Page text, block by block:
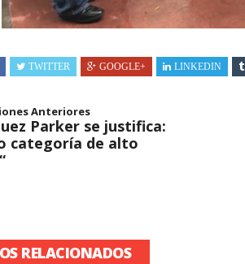
TWITTER GOOGLE+ LINKEDIN
Anteriores
Parker se justifica:
categoría de alto
RELACIONADOS